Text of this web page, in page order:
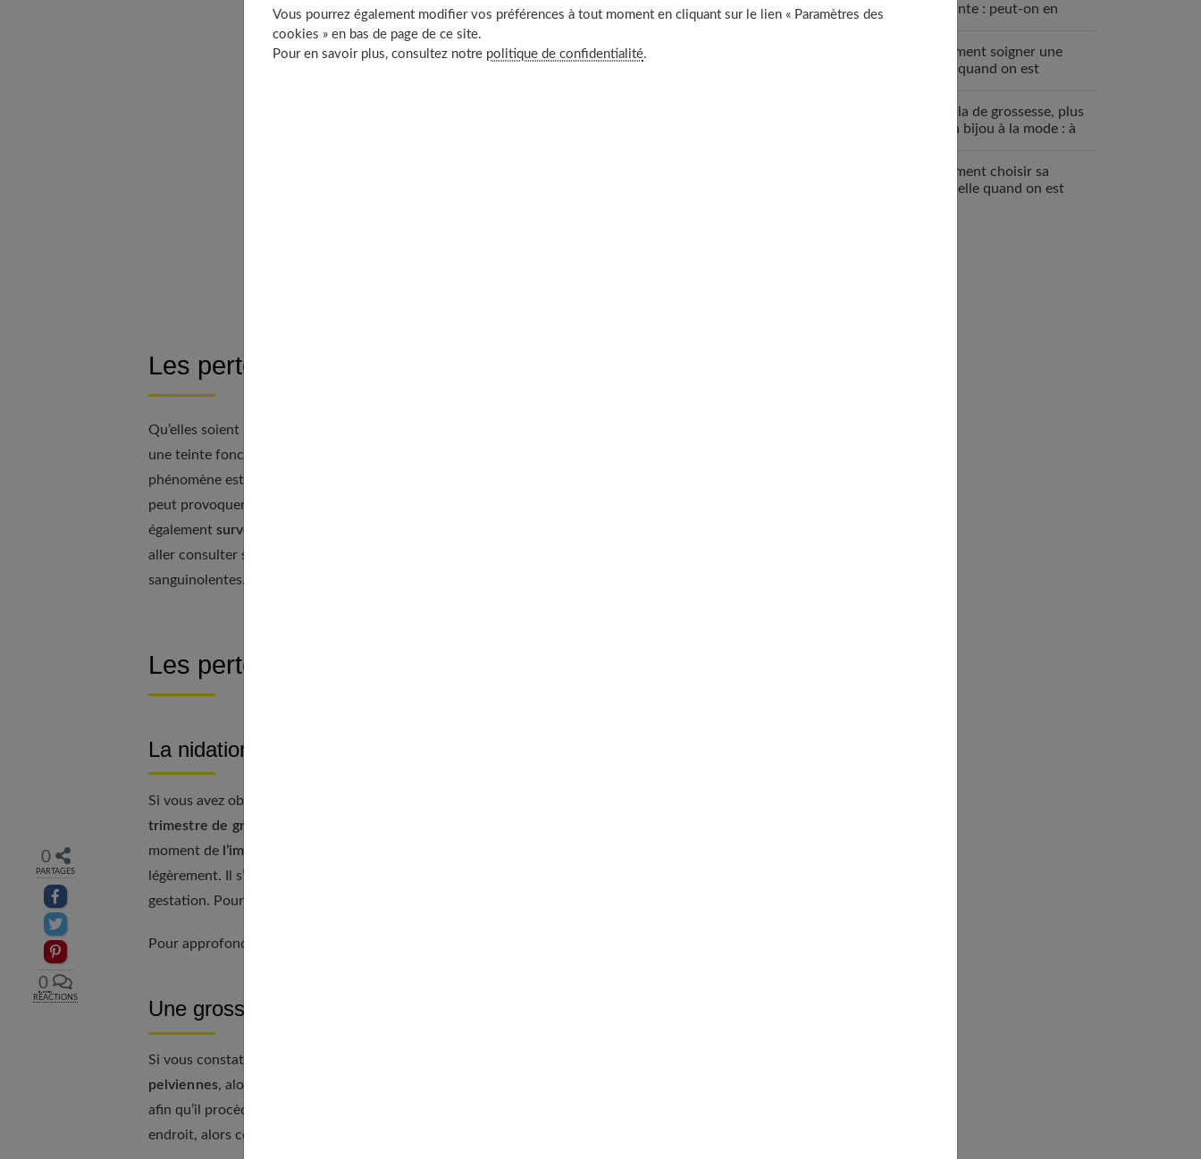
0
PARTAGES
Partager sur facebook
Partager sur Twitter
Epingler sur Pinterest
0
RÉACTIONS
Une infection cervicale
Le début d’une fausse-couche
Les pertes marron, qu’est-ce que c’est ?
Qu’elles soient brunes, marron, rosacées,
une teinte foncée, il s’agit d’un mélange de
phénomène est particulièrement fréquent en début de grossesse. En effet,
peut provoquer des petits saignements. Il n’y a en général pas lieu de s’inquiéter. Ces pertes peuvent
également survenir tout au long de la grossesse.
aller consulter son gynécologue ou sa sage-femme afin de faire le point sur l’origine de ces tâches
sanguinolentes.
Les pertes brunes en début de grossesse
La nidation
Si vous avez observé de petites pertes brunâtres dans le fond de votre slip et que vous êtes au
trimestre de grossesse
moment de l’implantation de l’embryon
légèrement. Il s’agit d’un phénomène totalement bénin, qui ne remet pas en cause la poursuite de la
gestation. Pour en être certaine, rapprochez-vous tout de même d’un professionnel de la santé.
Pour approfondir ce point, consultez notre guide sur
Une grossesse extra-utérine
Si vous constatez que les pertes marron sont relativement
pelviennes, alors il peut s’agir d’une grossesse extra-utérine. Consultez sans tarder votre gynécologue
afin qu’il procède à des examens médicaux. S’il détermine que l’embryon ne se développe pas au bon
endroit, alors ce dernier ne pourra malheureusement pas se développer.
enceinte : peut-on en
Comment soigner une
MST quand on est
Le bola de grossesse, plus
qu’un bijou à la mode : à
Comment choisir sa
mutuelle quand on est
Vous pourrez également modifier vos préférences à tout moment en cliquant sur le lien « Paramètres des
cookies » en bas de page de ce site.
Pour en savoir plus, consultez notre politique de confidentialité.